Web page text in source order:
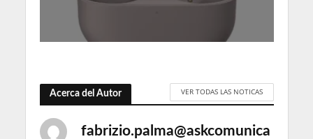
Acerca del Autor VER TODAS LAS NOTICAS
fabrizio.palma@askcomunica